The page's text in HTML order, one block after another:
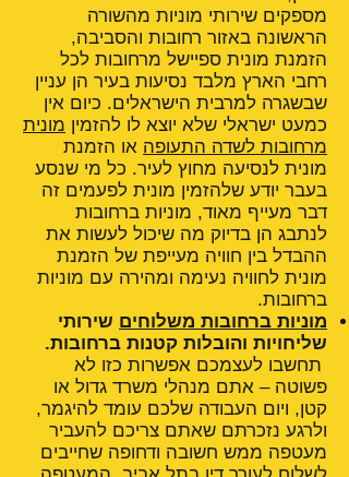
מספקים שירותי מוניות מהשורה
הראשונה באזור רחובות והסביבה,
הזמנת מונית ספיישל מרחובות לכל
רחבי הארץ מלבד נסיעות בעיר הן עניין
שבשגרה למרבית הישראלים. כיום אין
כמעט ישראלי שלא יוצא לו להזמין מונית
מרחובות לשדה התעופה או הזמנת
מונית לנסיעה מחוץ לעיר. כל מי שנסע
בעבר יודע שלהזמין מונית לפעמים זה
דבר מעייף מאוד, מוניות ברחובות
לנתבג הן בדיוק מה שיכול לעשות את
ההבדל בין חוויה מעייפת של הזמנת
מונית לחוויה נעימה ומהירה עם מוניות
ברחובות.
מוניות ברחובות משלוחים שירותי
שליחויות והובלות קטנות ברחובות.
תחשבו לעצמכם אפשרות כזו לא
פשוטה – אתם מנהלי משרד גדול או
קטן, ויום העבודה שלכם עומד להיגמר,
ולרגע נזכרתם שאתם צריכם להעביר
מעטפה ממש חשובה ודחופה שחייבים